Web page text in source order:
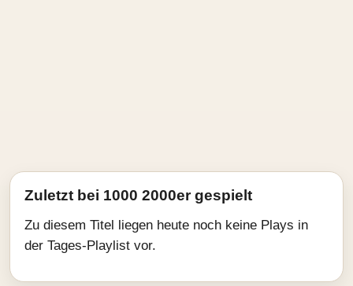
Zuletzt bei 1000 2000er gespielt
Zu diesem Titel liegen heute noch keine Plays in
der Tages-Playlist vor.